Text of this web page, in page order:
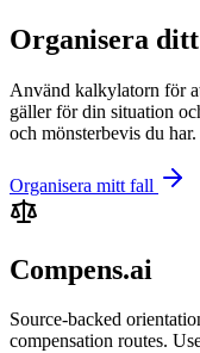
Organisera
Använd kalkylatorn för
gäller för din situation
och mönsterbevis du har.
Organisera mitt fall
Compens.ai
Source-backed
compensation routes.